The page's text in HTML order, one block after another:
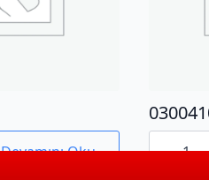
Devamını Oku
0300410
adet